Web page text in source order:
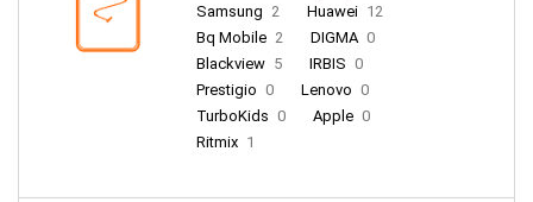
Samsung 2 Huawei 12
Bq Mobile 2 DIGMA 0
Blackview 5 IRBIS 0
Prestigio 0 Lenovo 0
TurboKids 0 Apple 0
Ritmix 1